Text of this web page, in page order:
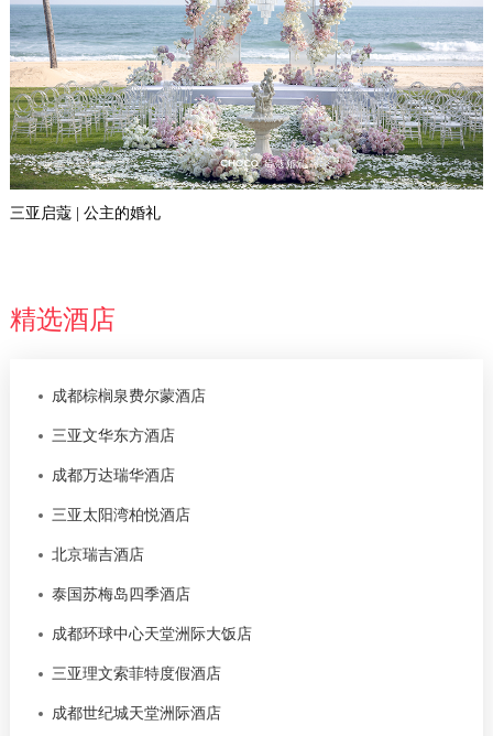
三亚启蔻 | 公主的婚礼
精选酒店
成都棕榈泉费尔蒙酒店
三亚文华东方酒店
成都万达瑞华酒店
三亚太阳湾柏悦酒店
北京瑞吉酒店
泰国苏梅岛四季酒店
成都环球中心天堂洲际大饭店
三亚理文索菲特度假酒店
成都世纪城天堂洲际酒店